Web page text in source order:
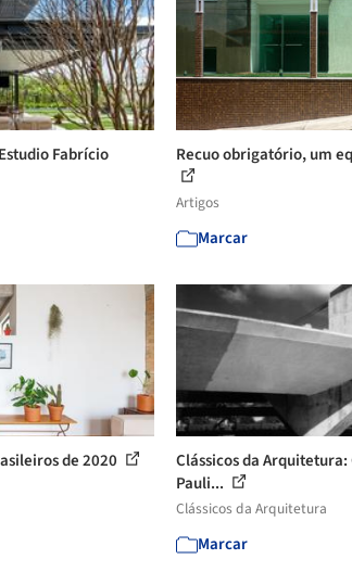
Fabrício
Recuo obrigatório, um
Artigos
Marcar
de 2020
Clássicos da
Pauli...
Clássicos da Arquitetura
Marcar